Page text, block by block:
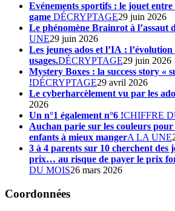
Evénements sportifs : le jouet
game DÉCRYPTAGE29 juin 2026
Le phénomène Brainrot à l’assaut
UNE29 juin 2026
Les jeunes ados et l’IA : l’évolution
usages.DÉCRYPTAGE29 juin 2026
Mystery Boxes : la success story «
!DÉCRYPTAGE29 avril 2026
Le cyberharcèlement vu par les
2026
Un n°1 également n°6 !CHIFFRE
Auchan parie sur les couleurs
enfants à mieux mangerA LA UNE
3 à 4 parents sur 10 cherchent des
prix… au risque de payer le prix
DU MOIS26 mars 2026
Coordonnées